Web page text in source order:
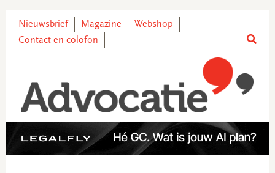
primary
main
primary
footer
Nieuwsbrief Magazine
Webshop
Contact en colofon